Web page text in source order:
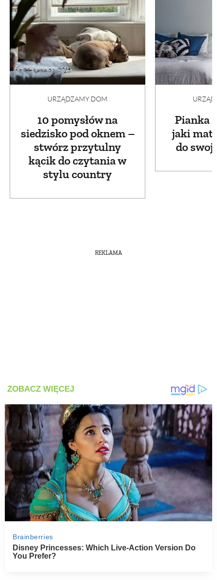
URZĄDZAMY DOM
10 pomysłów na
siedzisko pod oknem –
stwórz przytulny
kącik do czytania w
stylu country
Pianka
jaki
do
REKLAMA